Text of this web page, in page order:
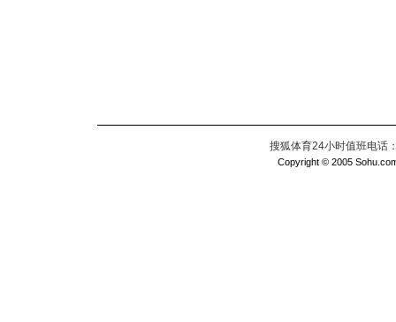
搜狐体育24小时值班电话
Copyright © 2005